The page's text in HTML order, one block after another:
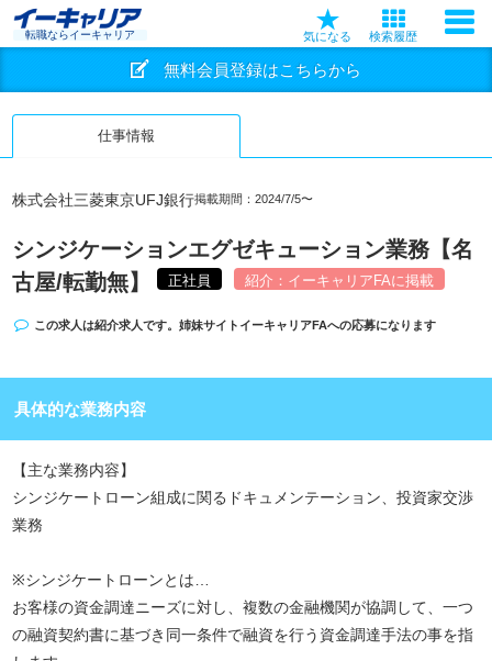
転職ならイーキャリア 気になる 検索履歴
無料会員登録はこちらから
仕事情報
株式会社三菱東京UFJ銀行掲載期間：2024/7/5〜
シンジケーションエグゼキューション業務【名
古屋/転勤無】
正社員 紹介：イーキャリアFAに掲載
この求人は紹介求人です。姉妹サイト イーキャリアFAへの応募になります
具体的な業務内容
【主な業務内容】
シンジケートローン組成に関るドキュメンテーション、投資家交渉
業務
※シンジケートローンとは…
お客様の資金調達ニーズに対し、複数の金融機関が協調して、一つ
の融資契約書に基づき同一条件で融資を行う資金調達手法の事を指